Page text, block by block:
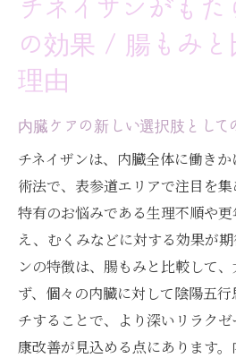
の効果 / 腸もみと
理由
内臓ケアの新しい選択肢として
チネイザンは、内臓全体に働き
術法で、表参道エリアで注目を
特有のお悩みである生理不順や
え、むくみなどに対する効果が
ンの特徴は、腸もみと比較して
ず、個々の内臓に対して陰陽五
チすることで、より深いリラク
康改善が見込める点にあります